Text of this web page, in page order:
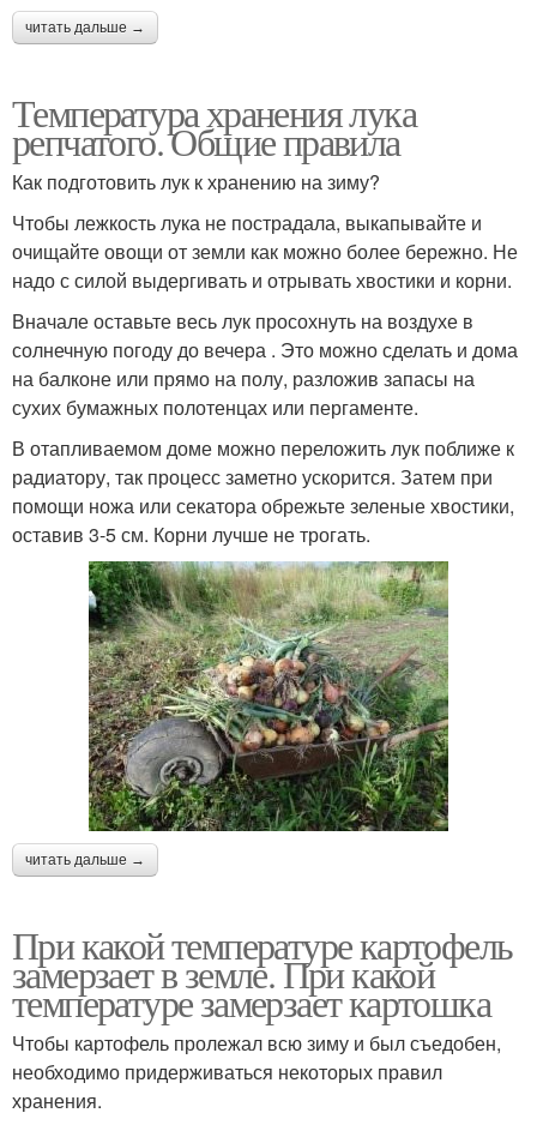
читать дальше →
Температура хранения лука
репчатого. Общие правила
Как подготовить лук к хранению на зиму?
Чтобы лежкость лука не пострадала, выкапывайте и
очищайте овощи от земли как можно более бережно. Не
надо с силой выдергивать и отрывать хвостики и корни.
Вначале оставьте весь лук просохнуть на воздухе в
солнечную погоду до вечера . Это можно сделать и дома
на балконе или прямо на полу, разложив запасы на
сухих бумажных полотенцах или пергаменте.
В отапливаемом доме можно переложить лук поближе к
радиатору, так процесс заметно ускорится. Затем при
помощи ножа или секатора обрежьте зеленые хвостики,
оставив 3-5 см. Корни лучше не трогать.
читать дальше →
При какой температуре картофель
замерзает в земле. При какой
температуре замерзает картошка
Чтобы картофель пролежал всю зиму и был съедобен,
необходимо придерживаться некоторых правил
хранения.